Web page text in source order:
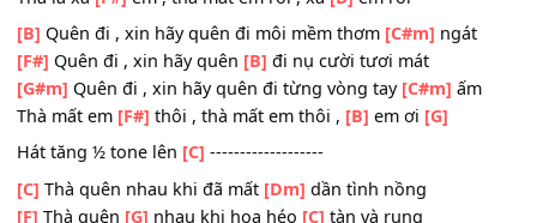
Thà như mây thu trong những[C#m]
[E] Thà bay [F#]theo chiếc lá úa[B]vàng chiều mơ
[G#m]Thà như cơn mưa đêm buốt giá cuối[C#m]
Thà là xa[F#]em , thà mất em rồi , xa[B]em rồi
[B]Quên đi , xin hãy quên đi môi mềm thơm
[F#]Quên đi , xin hãy quên[B] đi nụ cười tươi mát
[G#m] Quên đi , xin hãy quên đi từng vòng tay